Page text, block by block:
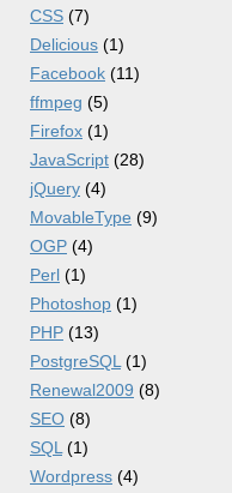
CSS (7)
Delicious (1)
Facebook (11)
ffmpeg (5)
Firefox (1)
JavaScript (28)
jQuery (4)
MovableType (9)
OGP (4)
Perl (1)
Photoshop (1)
PHP (13)
PostgreSQL (1)
Renewal2009 (8)
SEO (8)
SQL (1)
Wordpress (4)